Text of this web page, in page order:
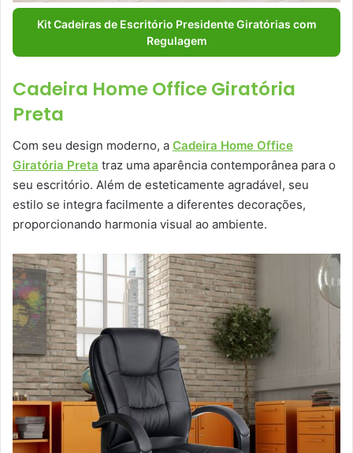
Kit Cadeiras de Escritório Presidente Giratórias com
Regulagem
Cadeira Home Office Giratória
Preta
Com seu design moderno, a Cadeira Home Office
Giratória Preta traz uma aparência contemporânea para o
seu escritório. Além de esteticamente agradável, seu
estilo se integra facilmente a diferentes decorações,
proporcionando harmonia visual ao ambiente.